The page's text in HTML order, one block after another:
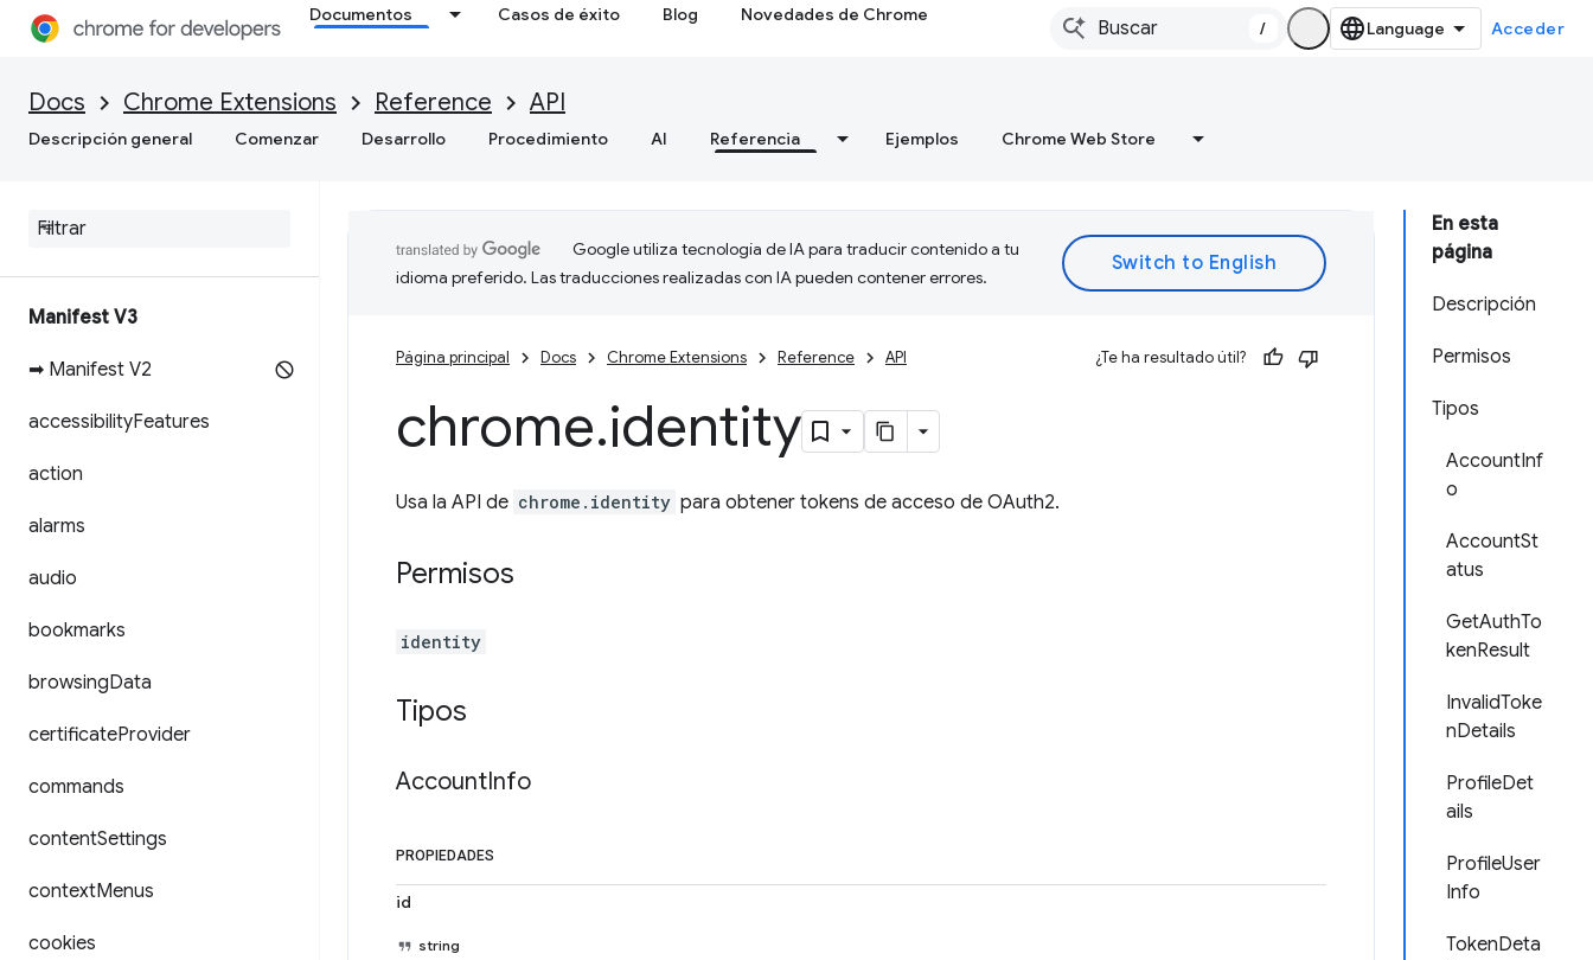
Documentos Casos de éxito Blog Novedades de Chrome
/ Acceder
Docs Chrome Extensions Reference API
Descripción general Comenzar Desarrollo Procedimiento AI Referencia Ejemplos Chrome Web Store
Manifest V3
➡ Manifest V2
accessibilityFeatures
action
alarms
audio
bookmarks
browsingData
certificateProvider
commands
contentSettings
contextMenus
cookies
En esta
página
Descripción
Permisos
Tipos
AccountInf
o
AccountSt
atus
GetAuthTo
kenResult
InvalidToke
nDetails
ProfileDet
ails
ProfileUser
Info
TokenDeta
Google utiliza tecnología de IA para traducir contenido a tu
idioma preferido. Las traducciones realizadas con IA pueden contener errores.
Página principal Docs Chrome Extensions Reference API ¿Te ha resultado útil?
chrome.identity
Usa la API de chrome.identity para obtener tokens de acceso de OAuth2.
Permisos
identity
Tipos
AccountInfo
PROPIEDADES
id
string